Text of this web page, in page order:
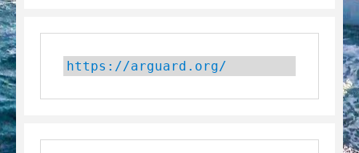
https://arguard.org/